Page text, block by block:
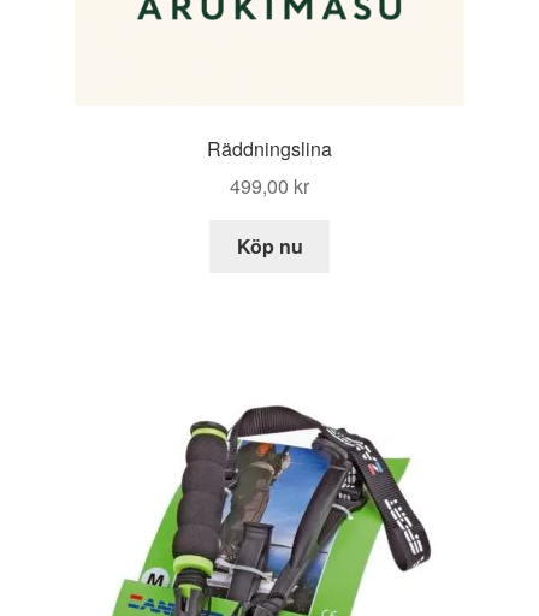
Räddningslina
499,00 kr
Köp nu